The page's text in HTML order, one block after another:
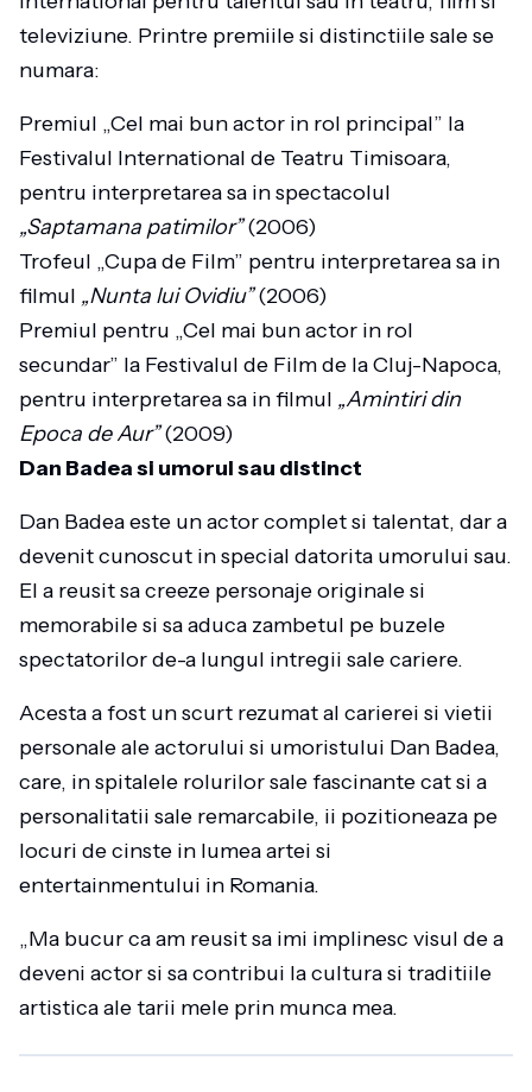
televiziune. Printre premiile si distinctiile sale se
numara:
Premiul „Cel mai bun actor in rol principal” la
Festivalul International de Teatru Timisoara,
pentru interpretarea sa in spectacolul
„Saptamana patimilor”(2006)
Trofeul „Cupa de Film” pentru interpretarea sa in
filmul „Nunta lui Ovidiu”(2006)
Premiul pentru „Cel mai bun actor in rol
secundar” la Festivalul de Film de la Cluj-Napoca,
pentru interpretarea sa in filmul „Amintiri din
Epoca de Aur”(2009)
Dan Badea si umorul sau distinct
Dan Badea este un actor complet si talentat, dar a
devenit cunoscut in special datorita umorului sau.
El a reusit sa creeze personaje originale si
memorabile si sa aduca zambetul pe buzele
spectatorilor de-a lungul intregii sale cariere.
Acesta a fost un scurt rezumat al carierei si vietii
personale ale actorului si umoristului Dan Badea,
care, in spitalele rolurilor sale fascinante cat si a
personalitatii sale remarcabile, ii pozitioneaza pe
locuri de cinste in lumea artei si
entertainmentului in Romania.
„Ma bucur ca am reusit sa imi implinesc visul de a
deveni actor si sa contribui la cultura si traditiile
artistica ale tarii mele prin munca mea.